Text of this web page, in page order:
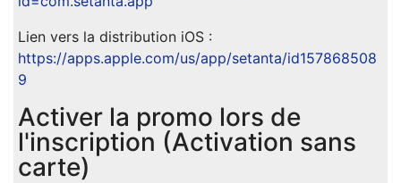
Lien vers la distribution iOS :
https://apps.apple.com/us/app/setanta/id157868508
9
Activer la promo lors de
l'inscription (Activation sans
carte)